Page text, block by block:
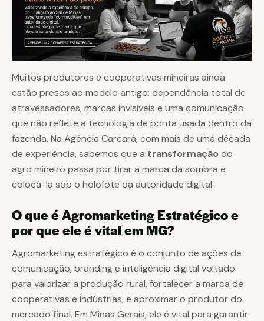
Muitos produtores e cooperativas mineiras ainda
estão presos ao modelo antigo: dependência total de
atravessadores, marcas invisíveis e uma comunicação
que não reflete a tecnologia de ponta usada dentro da
fazenda. Na Agência Carcará, com mais de uma década
de experiência, sabemos que a transformação do
agro mineiro passa por tirar a marca da sombra e
colocá-la sob o holofote da autoridade digital.
O que é Agromarketing Estratégico e
por que ele é vital em MG?
Agromarketing estratégico é o conjunto de ações de
comunicação, branding e inteligência digital voltado
para valorizar a produção rural, fortalecer a marca de
cooperativas e indústrias, e aproximar o produtor do
mercado final. Em Minas Gerais, ele é vital para garantir